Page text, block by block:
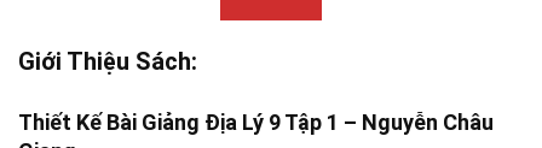
Giới Thiệu Sách:
Thiết Kế Bài Giảng Địa Lý 9 Tập 1 – Nguyễn Châu